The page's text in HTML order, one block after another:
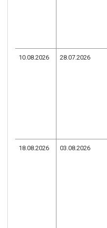
10.08.2026 28.07.2026
18.08.2026 03.08.2026